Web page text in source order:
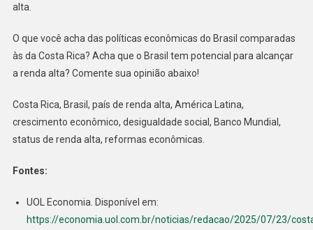
alta.
O que você acha das políticas econômicas do Brasil comparadas
às da Costa Rica? Acha que o Brasil tem potencial para alcançar
a renda alta? Comente sua opinião abaixo!
Costa Rica, Brasil, país de renda alta, América Latina,
crescimento econômico, desigualdade social, Banco Mundial,
status de renda alta, reformas econômicas.
Fontes:
UOL Economia. Disponível em:
https://economia.uol.com.br/noticias/redacao/2025/07/23/